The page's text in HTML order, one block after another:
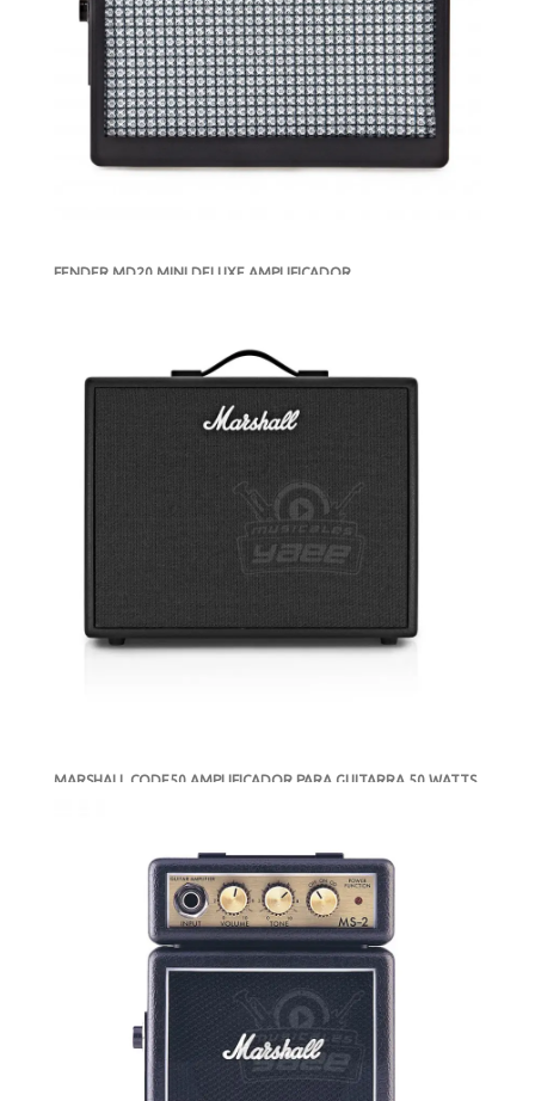
FENDER MD20 MINI DELUXE AMPLIFICADOR
MARSHALL CODE50 AMPLIFICADOR PARA GUITARRA 50 WATTS
MXN $9,717